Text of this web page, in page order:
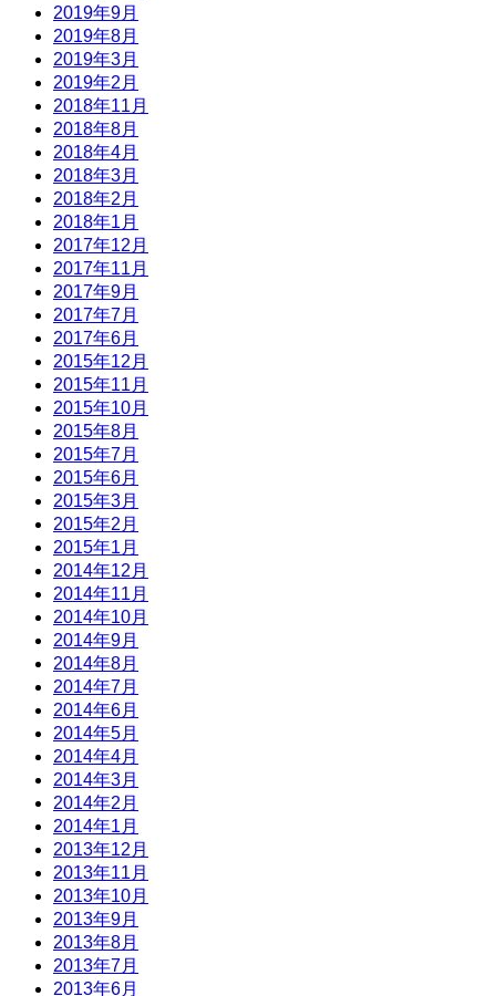
2019年9月
2019年8月
2019年3月
2019年2月
2018年11月
2018年8月
2018年4月
2018年3月
2018年2月
2018年1月
2017年12月
2017年11月
2017年9月
2017年7月
2017年6月
2015年12月
2015年11月
2015年10月
2015年8月
2015年7月
2015年6月
2015年3月
2015年2月
2015年1月
2014年12月
2014年11月
2014年10月
2014年9月
2014年8月
2014年7月
2014年6月
2014年5月
2014年4月
2014年3月
2014年2月
2014年1月
2013年12月
2013年11月
2013年10月
2013年9月
2013年8月
2013年7月
2013年6月